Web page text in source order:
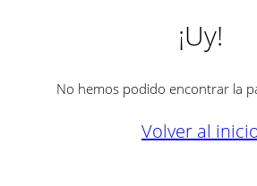
¡Uy!
No hemos podido encontrar la
Volver al